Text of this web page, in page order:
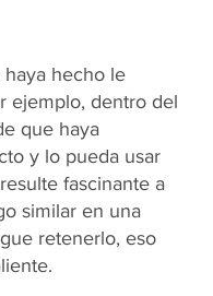
hecho le
ejemplo, dentro del
que haya
y lo pueda usar
fascinante a
similar en una
retenerlo, eso